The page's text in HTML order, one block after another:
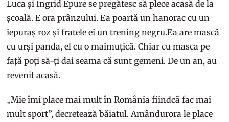
Luca și Ingrid Epure se pregătesc să plece acasă de la
școală. E ora prânzului. Ea poartă un hanorac cu un
iepuraș roz și fratele ei un trening negru.Ea are mască
cu urși panda, el cu o maimuțică. Chiar cu masca pe
față poți să-ți dai seama că sunt gemeni. De un an, au
revenit acasă.
„Mie îmi place mai mult în România fiindcă fac mai
mult sport”, decretează băiatul. Amândurora le place